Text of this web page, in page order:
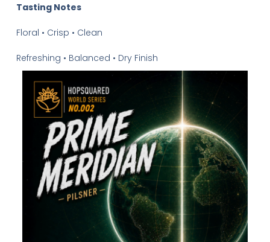
Tasting Notes
Floral • Crisp • Clean
Refreshing • Balanced • Dry Finish